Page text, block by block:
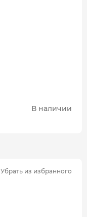
В наличии
Убрать из избранного